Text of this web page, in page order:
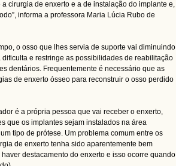
cirurgia de enxerto e a de instalação do implante e,
informa a professora Maria Lúcia Rubo de
o osso que lhes servia de suporte vai diminuindo
e restringe as possibilidades de reabilitação
dentários. Frequentemente é necessário que as
de enxerto ósseo para reconstruir o osso perdido
é a própria pessoa que vai receber o enxerto,
que os implantes sejam instalados na área
tipo de prótese. Um problema comum entre os
de enxerto tenha sido aparentemente bem
destacamento do enxerto e isso ocorre quando